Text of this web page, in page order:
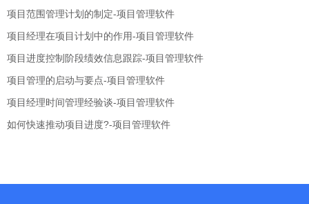
项目范围管理计划的制定-项目管理软件
项目经理在项目计划中的作用-项目管理软件
项目进度控制阶段绩效信息跟踪-项目管理软件
项目管理的启动与要点-项目管理软件
项目经理时间管理经验谈-项目管理软件
如何快速推动项目进度?-项目管理软件